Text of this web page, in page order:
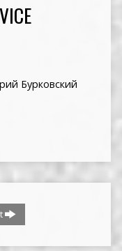
Бурковский